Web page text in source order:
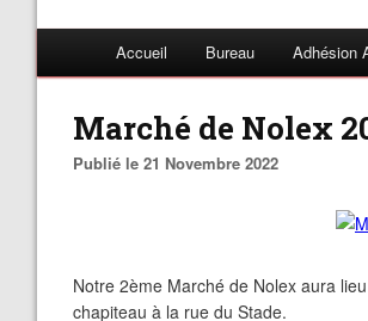
Accueil Bureau Adhésion
Marché de Nolex
Publié le 21 Novembre 2022
Notre 2ème Marché de Nolex aura
chapiteau à la rue du Stade.